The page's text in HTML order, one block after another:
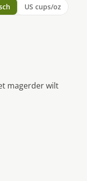
US cups/oz
magerder wilt